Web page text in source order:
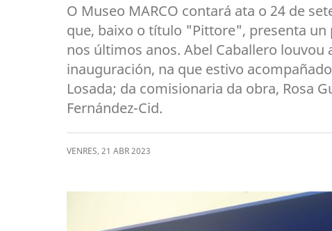
O Museo MARCO contará ata o 24 de
que, baixo o título "Pittore", presenta
nos últimos anos. Abel Caballero
inauguración, na que estivo
Losada; da comisionaria da obra, Rosa
Fernández-Cid.
VENRES, 21 ABR2023